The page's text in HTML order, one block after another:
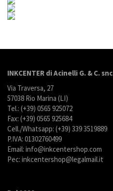
INKCENTER di Acinelli G. & C. snc
Via Traversa, 27
57038 Rio Marina (LI)
Tel.: (+39) 0565 925072
Fax: (+39) 0565 925684
Cell./Whatsapp: (+39) 339 3519889
P.IVA: 01302760499
Email: info@inkcentershop.com
Pec: inkcentershop@legalmail.it